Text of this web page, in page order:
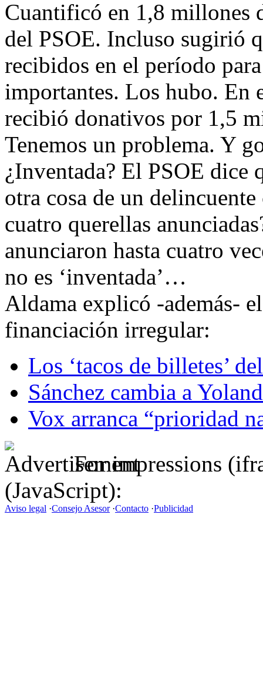
Cuantificó en 1,8 millones
del PSOE. Incluso sugirió
recibidos en el período
importantes. Los hubo. En
recibió donativos por 1,5
Tenemos un problema. Y
¿Inventada? El PSOE dice
otra cosa de un
cuatro querellas
anunciaron hasta cuatro
no es ‘inventada’…
Aldama explicó -además-
financiación irregular:
Los ‘tacos de billetes’
Sánchez cambia a
Vox arranca “prioridad
For impressions
(JavaScript):
Aviso legal ·Consejo Asesor·Contacto ·Publicidad